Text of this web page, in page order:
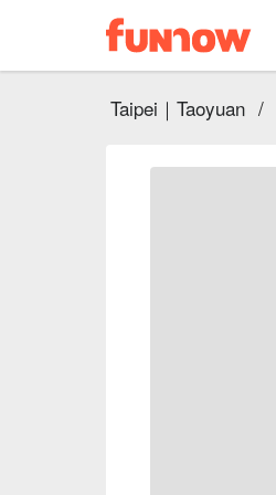
Taipei｜Taoyuan /